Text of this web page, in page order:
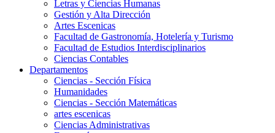
Letras y Ciencias Humanas
Gestión y Alta Dirección
Artes Escenicas
Facultad de Gastronomía, Hotelería y Turismo
Facultad de Estudios Interdisciplinarios
Ciencias Contables
Departamentos
Ciencias - Sección Física
Humanidades
Ciencias - Sección Matemáticas
artes escenicas
Ciencias Administrativas